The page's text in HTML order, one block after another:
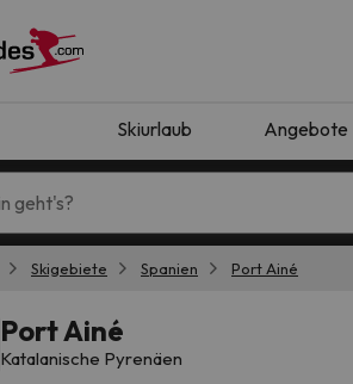
Skiurlaub Angebote
Skigebiete Spanien Port Ainé
Port Ainé
Katalanische Pyrenäen